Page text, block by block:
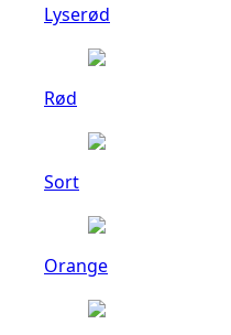
Lyserød
Rød
Sort
Orange